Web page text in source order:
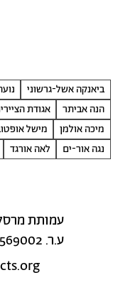
ביאנקה אשל-גרשוני
הנה אביתר
אגודת
מיכה אולמן
מישל
נגה אור-ים
לאה אורגד
עמותת
ע.ר. 580569002